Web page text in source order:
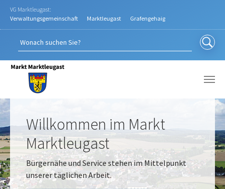
Zum Hauptinhalt springen
VG Marktleugast:
Verwaltungsgemeinschaft
Marktleugast Grafengehaig
Willkommen im Markt
Marktleugast
Bürgernähe und Service stehen im Mittelpunkt
unserer täglichen Arbeit.